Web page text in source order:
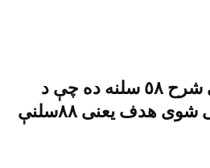
د پاکستان د لوستنې شرح ٥٨ سلنه ده چې د
٢٠١٥ء د پاره د ټاکلى شوى هدف يعنى ٨٨سلنې